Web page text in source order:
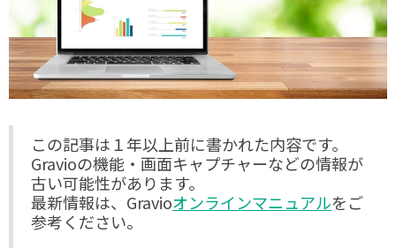
この記事は１年以上前に書かれた内容です。
Gravioの機能・画面キャプチャーなどの情報が
古い可能性があります。
最新情報は、Gravioオンラインマニュアルをご
参考ください。